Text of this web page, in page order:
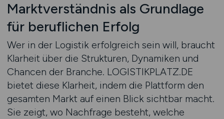
Marktverständnis als Grundlage
für beruflichen Erfolg
Wer in der Logistik erfolgreich sein will, braucht
Klarheit über die Strukturen, Dynamiken und
Chancen der Branche. LOGISTIKPLATZ.DE
bietet diese Klarheit, indem die Plattform den
gesamten Markt auf einen Blick sichtbar macht.
Sie zeigt, wo Nachfrage besteht, welche